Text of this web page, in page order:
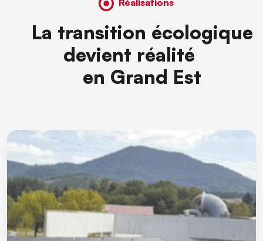
Réalisations
La transition écologique
devient réalité
en Grand Est